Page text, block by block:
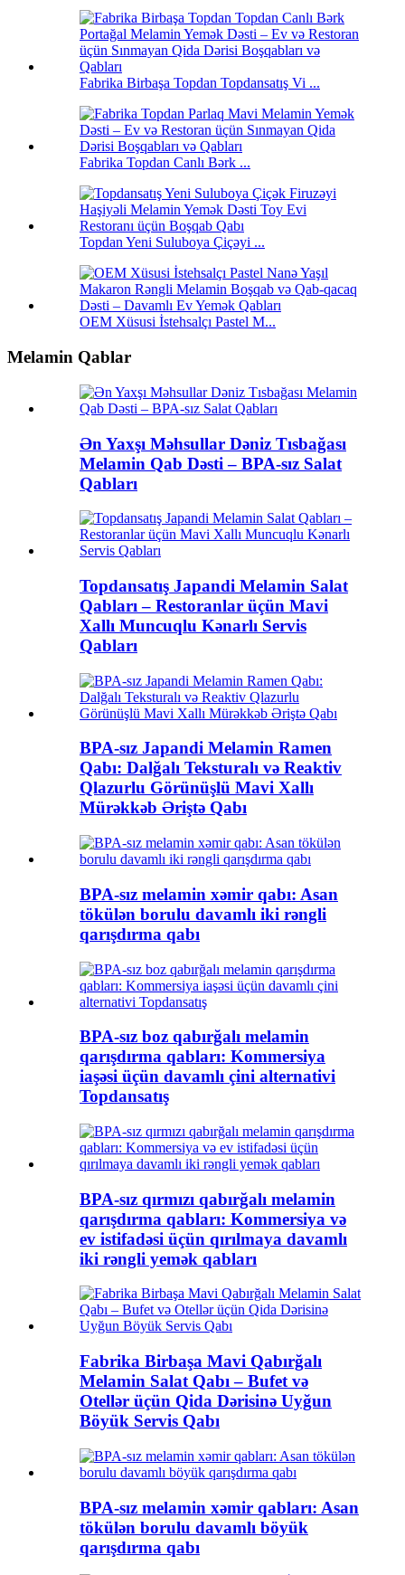
Fabrika Birbaşa Topdan Topdansatış Vi ...
Fabrika Topdan Canlı Bərk ...
Topdan Yeni Suluboya Çiçəyi ...
OEM Xüsusi İstehsalçı Pastel M...
Melamin Qablar
Ən Yaxşı Məhsullar Dəniz Tısbağası
Melamin Qab Dəsti – BPA-sız Salat
Qabları
Topdansatış Japandi Melamin Salat
Qabları – Restoranlar üçün Mavi
Xallı Muncuqlu Kənarlı Servis
Qabları
BPA-sız Japandi Melamin Ramen
Qabı: Dalğalı Teksturalı və Reaktiv
Qlazurlu Görünüşlü Mavi Xallı
Mürəkkəb Əriştə Qabı
BPA-sız melamin xəmir qabı: Asan
tökülən borulu davamlı iki rəngli
qarışdırma qabı
BPA-sız boz qabırğalı melamin
qarışdırma qabları: Kommersiya
iaşəsi üçün davamlı çini alternativi
Topdansatış
BPA-sız qırmızı qabırğalı melamin
qarışdırma qabları: Kommersiya və
ev istifadəsi üçün qırılmaya davamlı
iki rəngli yemək qabları
Fabrika Birbaşa Mavi Qabırğalı
Melamin Salat Qabı – Bufet və
Otellər üçün Qida Dərisinə Uyğun
Böyük Servis Qabı
BPA-sız melamin xəmir qabları: Asan
tökülən borulu davamlı böyük
qarışdırma qabı